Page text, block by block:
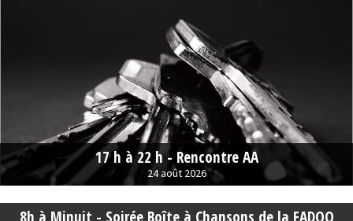
17 h à 22 h - Rencontre AA
24 août 2026
8h à Minuit - Soirée Boîte à Chansons de la FADOQ